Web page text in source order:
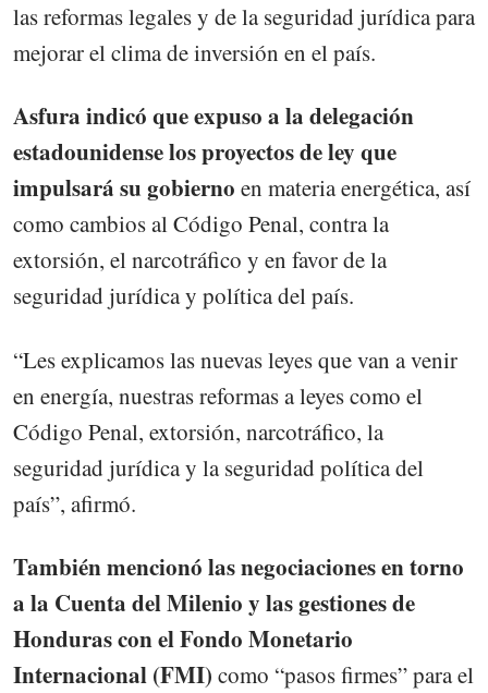
las reformas legales y de la seguridad jurídica para
mejorar el clima de inversión en el país.
Asfura indicó que expuso a la delegación
estadounidense los proyectos de ley que
impulsará su gobierno en materia energética, así
como cambios al Código Penal, contra la
extorsión, el narcotráfico y en favor de la
seguridad jurídica y política del país.
“Les explicamos las nuevas leyes que van a venir
en energía, nuestras reformas a leyes como el
Código Penal, extorsión, narcotráfico, la
seguridad jurídica y la seguridad política del
país”, afirmó.
También mencionó las negociaciones en torno
a la Cuenta del Milenio y las gestiones de
Honduras con el Fondo Monetario
Internacional (FMI) como “pasos firmes” para el